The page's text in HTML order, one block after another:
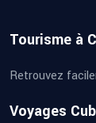
Tourisme à
Retrouvez
Voyages